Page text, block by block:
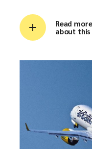
Read more
about this